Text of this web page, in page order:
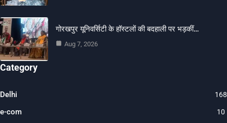
गोरखपुर यूनिवर्सिटी के हॉस्टलों की बदहाली पर भड़कीं…
Aug 7, 2026
Category
Delhi
e-com 10